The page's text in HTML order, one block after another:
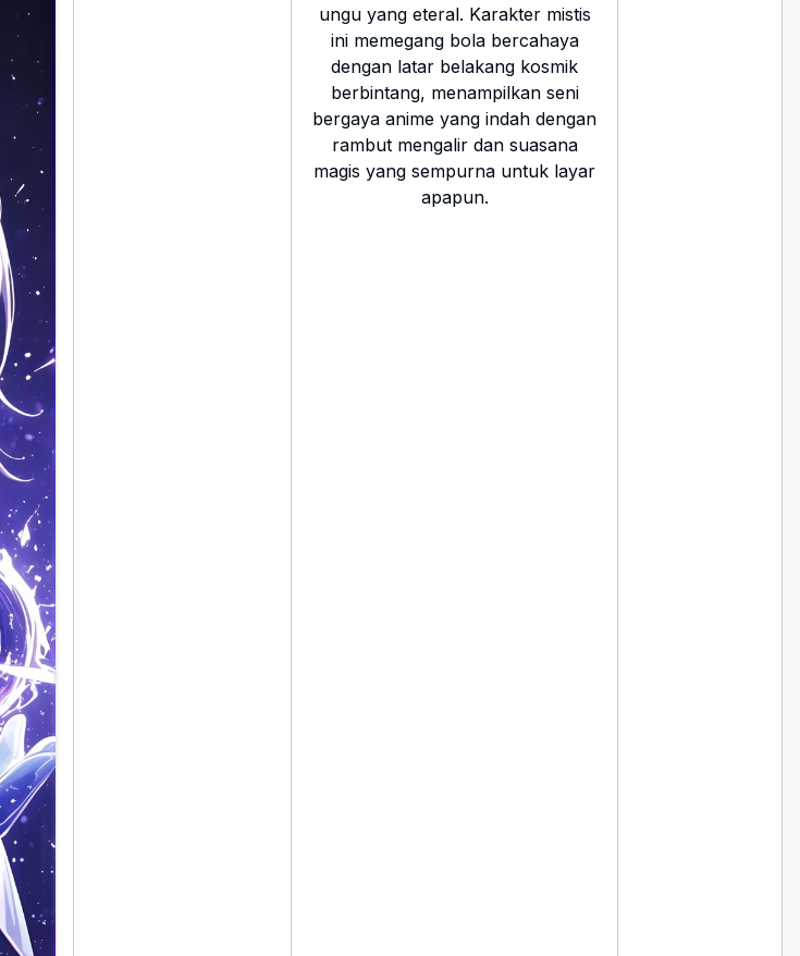
ungu yang eteral. Karakter mistis
ini memegang bola bercahaya
dengan latar belakang kosmik
berbintang, menampilkan seni
bergaya anime yang indah dengan
rambut mengalir dan suasana
magis yang sempurna untuk layar
apapun.